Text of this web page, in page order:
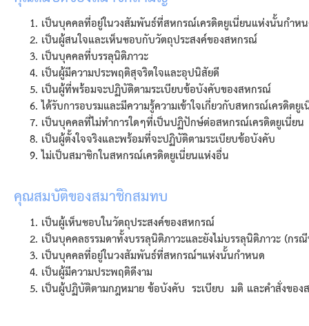
เป็นบุคคลที่อยู่ในวงสัมพันธ์ที่สหกรณ์เครดิตยูเนี่ยนแห่งนั้นกําห
เป็นผู้สนใจและเห็นชอบกับวัตถุประสงค์ของสหกรณ์
เป็นบุคคลที่บรรลุนิติภาวะ
เป็นผู้มีความประพฤติสุจริตใจและอุปนิสัยดี
เป็นผู้ที่พร้อมจะปฏิบัติตามระเบียบข้อบังคับของสหกรณ์
ได้รับการอบรมและมีความรู้ความเข้าใจเกี่ยวกับสหกรณ์เครดิตยู
เป็นบุคคลที่ไม่ทําการใดๆที่เป็นปฏิปักษ์ต่อสหกรณ์เครดิตยูเนี่ยน
เป็นผู้ตั้งใจจริงและพร้อมที่จะปฏิบัติตามระเบียบข้อบังคับ
ไม่เป็นสมาชิกในสหกรณ์เครดิตยูเนี่ยนแห่งอื่น
คุณสมบัติของสมาชิกสมทบ
เป็นผู้เห็นชอบในวัตถุประสงค์ของสหกรณ์
เป็นบุคคลธรรมดาทั้งบรรลุนิติภาวะและยังไม่บรรลุนิติภาวะ (กรณี
เป็นบุคคลที่อยู่ในวงสัมพันธ์ที่สหกรณ์ฯแห่งนั้นกําหนด
เป็นผู้มีความประพฤติดีงาม
เป็นผู้ปฏิบัติตามกฎหมาย ข้อบังคับ ระเบียบ มติ และคําสั่งขอ